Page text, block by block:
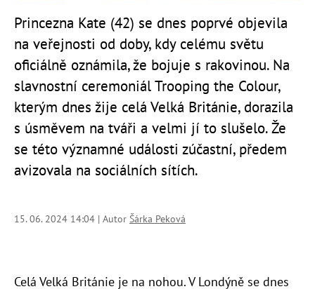
Princezna Kate (42) se dnes poprvé objevila
na veřejnosti od doby, kdy celému světu
oficiálně oznámila, že bojuje s rakovinou. Na
slavnostní ceremoniál Trooping the Colour,
kterým dnes žije celá Velká Británie, dorazila
s úsměvem na tváři a velmi jí to slušelo. Že
se této významné události zúčastní, předem
avizovala na sociálních sítích.
15. 06. 2024 14:04 | Autor Šárka Peková
Celá Velká Británie je na nohou. V Londýně se dnes